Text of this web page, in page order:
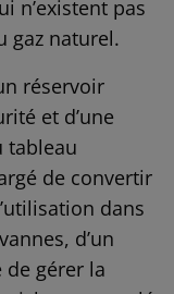
n’existent pas
gaz naturel.
réservoir
et d’une
tableau
de convertir
dans
d’un
gérer la